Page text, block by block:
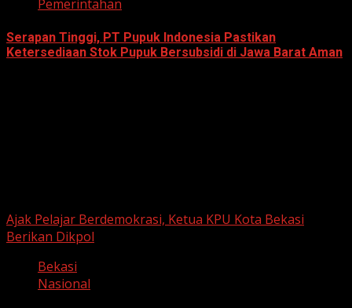
Pemerintahan
Serapan Tinggi, PT Pupuk Indonesia Pastikan
Ketersediaan Stok Pupuk Bersubsidi di Jawa Barat Aman
Ajak Pelajar Berdemokrasi, Ketua KPU Kota Bekasi
Berikan Dikpol
Bekasi
Nasional